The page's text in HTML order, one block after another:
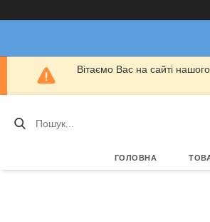
Вітаємо Вас на сайті
ГОЛОВНА